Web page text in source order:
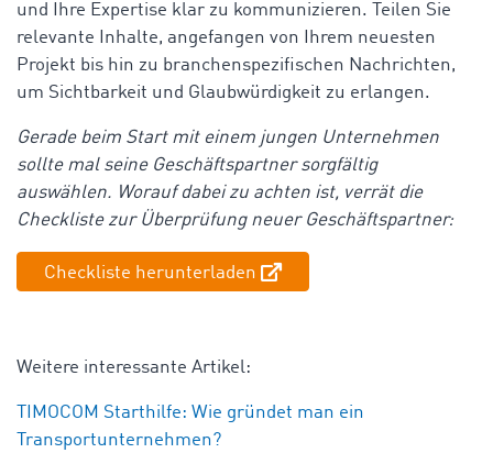
und Ihre Expertise klar zu kommunizieren. Teilen Sie
relevante Inhalte, angefangen von Ihrem neuesten
Projekt bis hin zu branchenspezifischen Nachrichten,
um Sichtbarkeit und Glaubwürdigkeit zu erlangen.
Gerade beim Start mit einem jungen Unternehmen
sollte mal seine Geschäftspartner sorgfältig
auswählen. Worauf dabei zu achten ist, verrät die
Checkliste zur Überprüfung neuer Geschäftspartner:
Checkliste herunterladen
Weitere interessante Artikel:
TIMOCOM Starthilfe: Wie gründet man ein
Transportunternehmen?